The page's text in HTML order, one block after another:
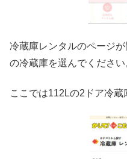
冷蔵庫レンタルのページ
の冷蔵庫を選んでください
ここでは112Lの2ドア冷蔵